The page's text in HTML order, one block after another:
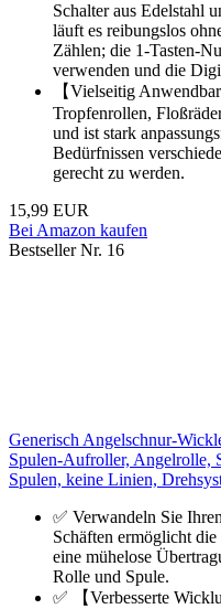
Schalter aus Edelstahl
läuft es reibungslos
Zählen; die 1-Tasten-
verwenden und die
【Vielseitig
Tropfenrollen,
und ist stark
Bedürfnissen
gerecht zu werden.
15,99 EUR
Bei Amazon kaufen
Bestseller Nr. 16
Generisch Angelschnur-
Spulen-Aufroller, Angelrolle,
Spulen, keine Linien,
✅ Verwandeln Sie
Schäften ermöglicht
eine mühelose
Rolle und Spule.
✅ 【Verbesserte